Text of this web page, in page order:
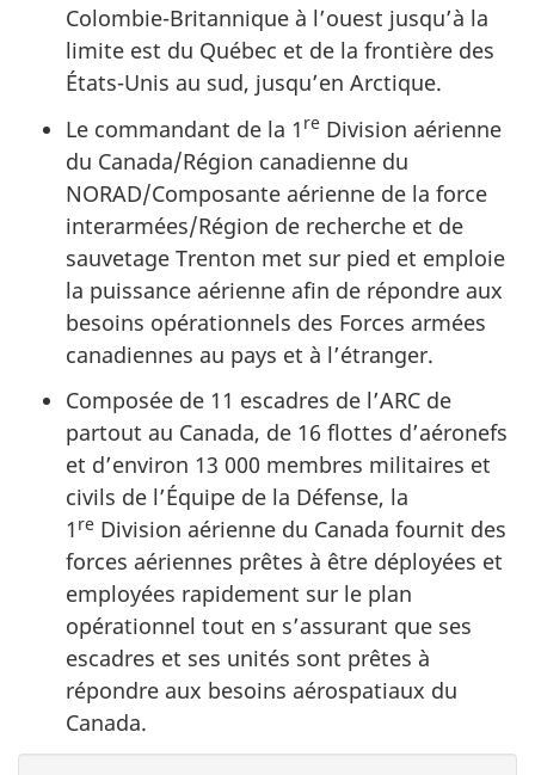
Colombie-Britannique à l’ouest jusqu’à la
limite est du Québec et de la frontière des
États-Unis au sud, jusqu’en Arctique.
Le commandant de la 1 re Division aérienne
du Canada/Région canadienne du
NORAD/Composante aérienne de la force
interarmées/Région de recherche et de
sauvetage Trenton met sur pied et emploie
la puissance aérienne afin de répondre aux
besoins opérationnels des Forces armées
canadiennes au pays et à l’étranger.
Composée de 11 escadres de l’ARC de
partout au Canada, de 16 flottes d’aéronefs
et d’environ 13 000 membres militaires et
civils de l’Équipe de la Défense, la
1 re Division aérienne du Canada fournit des
forces aériennes prêtes à être déployées et
employées rapidement sur le plan
opérationnel tout en s’assurant que ses
escadres et ses unités sont prêtes à
répondre aux besoins aérospatiaux du
Canada.